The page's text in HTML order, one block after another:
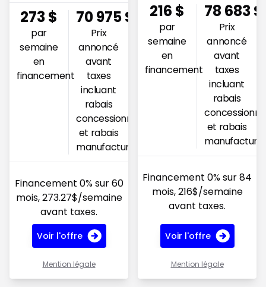
273$
par
semaine
en
financement
70 975$
Prix
annoncé
avant
taxes
incluant
rabais
concessionnaire
et rabais
manufacturier
Financement 0% sur 60
mois, 273.27$/semaine
avant taxes.
Voir l'offre
Mention légale
216 $
par
semaine
en
financement
78 683$
Prix
annoncé
avant
taxes
incluant
rabais
et rabais
Financement 0% sur 84
mois, 216$/semaine
avant taxes.
Voir l'offre
Mention légale